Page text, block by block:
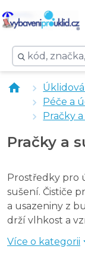
Waschkönig čistič
Gut & Gunstig
Swirl Tropical
Swirl Lavender
SCALA
Sanytol
Péče a
Pračky
Pračky a
Prostředky pro
sušení. Čističe
a usazeniny z
drží vlhkost a
prodlužuje její
zatuchliny.
Více o kategorii